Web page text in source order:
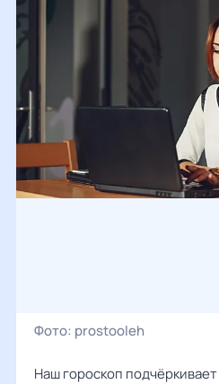
Фото: prostooleh
Наш гороскоп